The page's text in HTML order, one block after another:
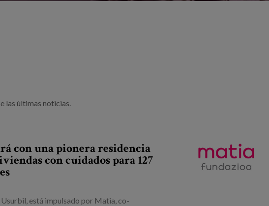
las últimas noticias.
con una pionera residencia
con cuidados para 127
está impulsado por Matia, co-